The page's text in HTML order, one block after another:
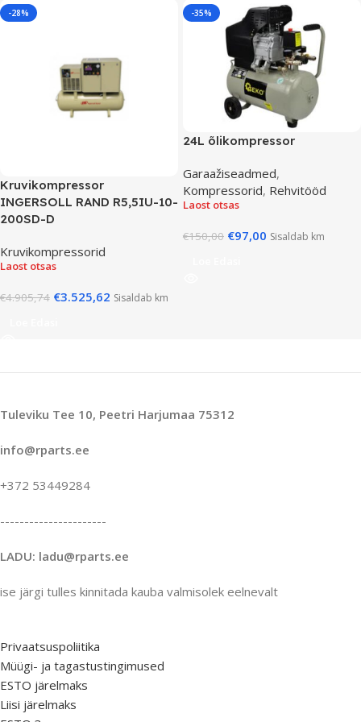
-28%
Kruvikompressor
INGERSOLL RAND R5,5IU-10-
200SD-D
Kruvikompressorid
Laost otsas
€4.905,74 €3.525,62 Sisaldab km
-35%
24L õlikompressor
Garaažiseadmed,
Kompressorid, Rehvitööd
Laost otsas
€150,00 €97,00 Sisaldab km
Tuleviku Tee 10, Peetri Harjumaa 75312
info@rparts.ee
+372 53449284
----------------------
LADU: ladu@rparts.ee
ise järgi tulles kinnitada kauba valmisolek eelnevalt
Privaatsuspoliitika
Müügi- ja tagastustingimused
ESTO järelmaks
Liisi järelmaks